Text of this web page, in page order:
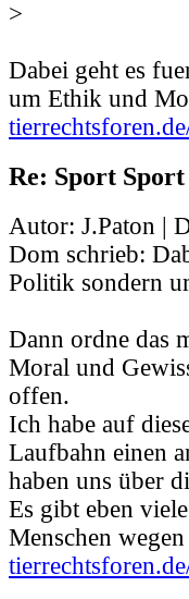
>
Dabei geht es
um Ethik und
Re: Sport
Autor: J.Paton |
Dom schrieb:
Politik sondern
Dann ordne das
Moral und
offen.
Ich habe auf
Laufbahn einen
haben uns über
Es gibt eben
Menschen